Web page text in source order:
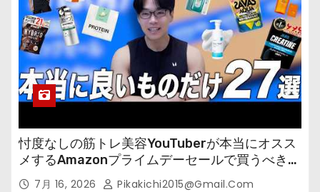
忖度なしの筋トレ美容YouTuberが本当にオスス
メするAmazonプライムデーセールで買うべきも
の 7月 16, 2026 Pikakichi2015@gmail.com